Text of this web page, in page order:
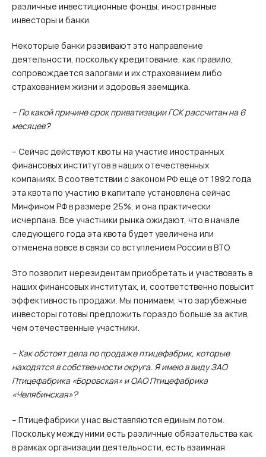
различные инвестиционные фонды, иностранные
инвесторы и банки.
Некоторые банки развивают это направление
деятельности, поскольку кредитование, как правило,
сопровождается залогами и их страхованием либо
страхованием жизни и здоровья заемщика.
– По какой причине срок приватизации ГСК рассчитан на 6
месяцев?
– Сейчас действуют квоты на участие иностранных
финансовых институтов в наших отечественных
компаниях. В соответствии с законом РФ еще от 1992 года
эта квота по участию в капитале установлена сейчас
Минфином РФ в размере 25%, и она практически
исчерпана. Все участники рынка ожидают, что в начале
следующего года эта квота будет увеличена или
отменена вовсе в связи со вступлением России в ВТО.
Это позволит нерезидентам приобретать и участвовать в
наших финансовых институтах, и, соответственно повысит
эффективность продажи. Мы понимаем, что зарубежные
инвесторы готовы предложить гораздо больше за актив,
чем отечественные участники.
– Как обстоят дела по продаже птицефабрик, которые
находятся в собственности округа. Я имею в виду ЗАО
Птицефабрика «Боровская» и ОАО Птицефабрика
«Челябинская»?
– Птицефабрики у нас выставляются единым лотом.
Поскольку между ними есть различные обязательства как
в рамках организации деятельности, есть взаимная